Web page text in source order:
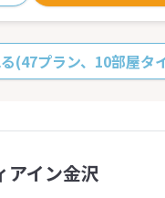
(47プラン、10部屋タ
アイン金沢